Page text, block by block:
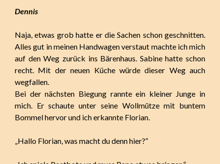
Dennis
Naja, etwas grob hatte er die Sachen schon geschnitten.
Alles gut in meinen Handwagen verstaut machte ich mich
auf den Weg zurück ins Bärenhaus. Sabine hatte schon
recht. Mit der neuen Küche würde dieser Weg auch
wegfallen.
Bei der nächsten Biegung rannte ein kleiner Junge in
mich. Er schaute unter seine Wollmütze mit buntem
Bommel hervor und ich erkannte Florian.
„Hallo Florian, was macht du denn hier?“